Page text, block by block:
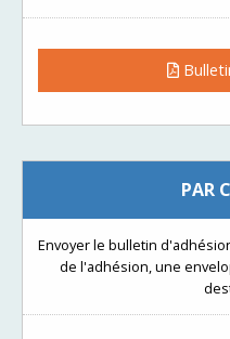
PAR
Envoyer le bulletin
de l'adhésion, une